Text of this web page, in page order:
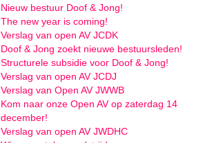
Nieuw bestuur Doof & Jong!
The new year is coming!
Verslag van open AV JCDK
Doof & Jong zoekt nieuwe bestuursleden!
Structurele subsidie voor Doof & Jong!
Verslag van open AV JCDJ
Verslag van Open AV JWWB
Kom naar onze Open AV op zaterdag 14
december!
Verslag van open AV JWDHC